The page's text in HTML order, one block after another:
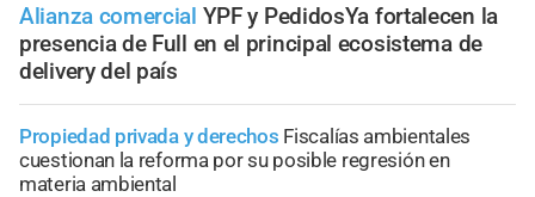
Alianza comercial YPF y PedidosYa fortalecen la
presencia de Full en el principal ecosistema de
delivery del país
Propiedad privada y derechos Fiscalías ambientales
cuestionan la reforma por su posible regresión en
materia ambiental